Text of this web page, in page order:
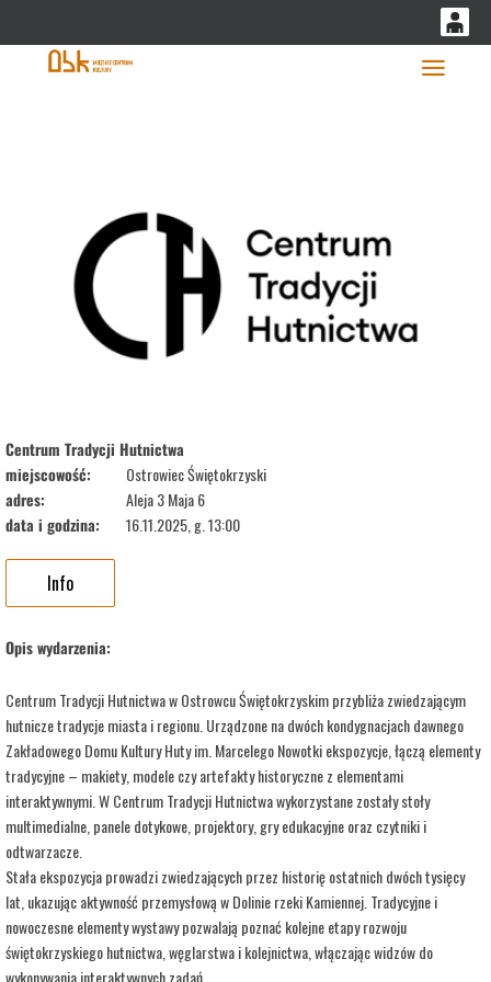
Centrum Tradycji Hutnictwa
miejscowość:
Ostrowiec Świętokrzyski
adres:
Aleja 3 Maja 6
data i godzina:
16.11.2025, g. 13:00
Info
Opis wydarzenia:
Centrum Tradycji Hutnictwa w Ostrowcu Świętokrzyskim przybliża zwiedzającym
hutnicze tradycje miasta i regionu. Urządzone na dwóch kondygnacjach dawnego
Zakładowego Domu Kultury Huty im. Marcelego Nowotki ekspozycje, łączą elementy
tradycyjne – makiety, modele czy artefakty historyczne z elementami
interaktywnymi. W Centrum Tradycji Hutnictwa wykorzystane zostały stoły
multimedialne, panele dotykowe, projektory, gry edukacyjne oraz czytniki i
odtwarzacze.
Stała ekspozycja prowadzi zwiedzających przez historię ostatnich dwóch tysięcy
lat, ukazując aktywność przemysłową w Dolinie rzeki Kamiennej. Tradycyjne i
nowoczesne elementy wystawy pozwalają poznać kolejne etapy rozwoju
świętokrzyskiego hutnictwa, węglarstwa i kolejnictwa, włączając widzów do
wykonywania interaktywnych zadań.